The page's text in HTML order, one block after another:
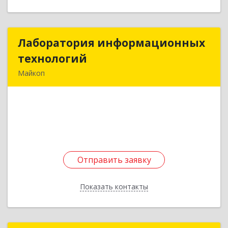
Лаборатория информационных
технологий
Майкоп
Отправить заявку
Показать контакты
Лаборатория информационных
Отправить заявку
Назад